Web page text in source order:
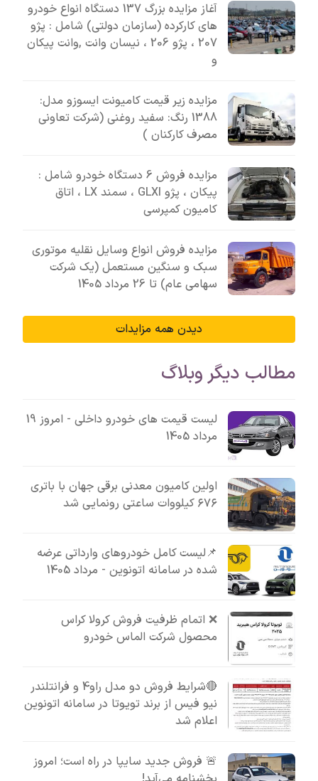
آغاز مزایده بزرگ 137 دستگاه انواع خودرو
های کارکرده (سازمان دولتی) شامل : پژو
207 ، پژو 206 ، نیسان وانت ,وانت پیکان
و
مزایده زیر قیمت کامیونت ایسوزو مدل:
1388 رنگ: سفید روغنی (شرکت تعاونی
مصرف کارکنان )
مزایده فروش 6 دستگاه خودرو شامل :
پیکان ، پژو GLXI ، سمند LX ، اتاق
کامیون کمپرسی
مزایده فروش انواع وسایل نقلیه موتوری
سبک و سنگین مستعمل (یک شرکت
سهامی عام) تا 26 مرداد 1405
دیدن همه مزایدات
مطالب دیگر وبلاگ
لیست قیمت های خودرو داخلی - امروز 19
مرداد 1405
اولین کامیون معدنی برقی جهان با باتری
۶۷۶ کیلووات ساعتی رونمایی شد
📌لیست کامل خودروهای وارداتی عرضه
شده در سامانه اتونوین - مرداد 1405
❌ اتمام ظرفیت فروش کرولا کراس
محصول شرکت الماس خودرو
🔴شرایط فروش دو مدل راو4 و فرانتلندر
نیو فیس از برند تویوتا در سامانه اتونوین
اعلام شد
🚨 فروش جدید سایپا در راه است؛ امروز